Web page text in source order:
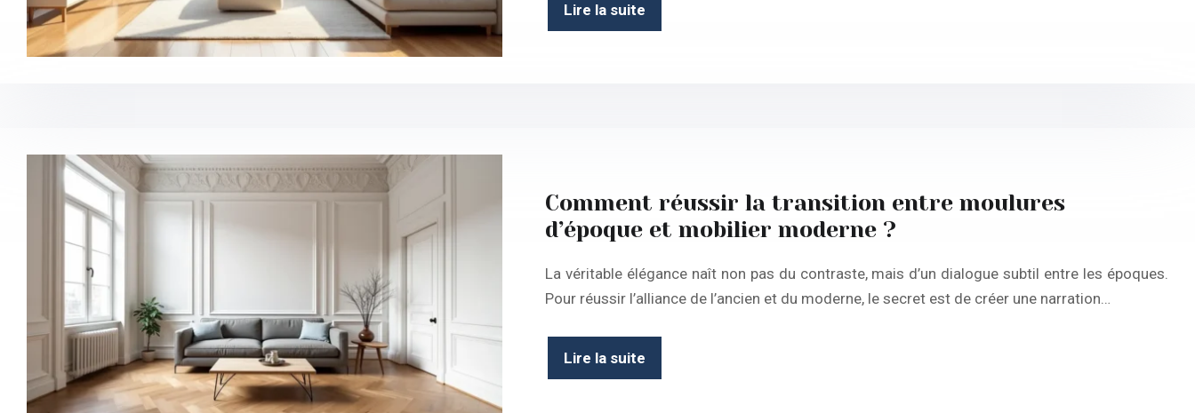
Lire la suite
Comment réussir la transition entre moulures
d’époque et mobilier moderne ?
La véritable élégance naît non pas du contraste, mais d’un dialogue subtil entre les époques.
Pour réussir l’alliance de l’ancien et du moderne, le secret est de créer une narration…
Lire la suite